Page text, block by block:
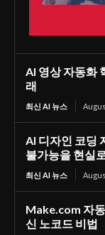
AI 영상 자동화
래
최신 AI 뉴스
AI 디자인 코딩
불가능을 현실
최신 AI 뉴스
Make.com 자
신 노코드 비법